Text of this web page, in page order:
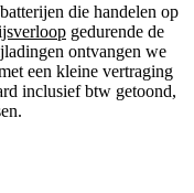
die handelen op
gedurende de
ontvangen we
een kleine vertraging
inclusief btw getoond,